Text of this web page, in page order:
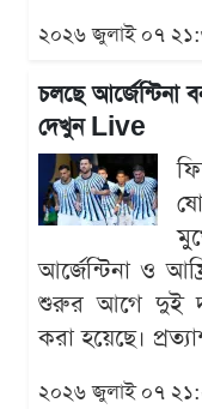
২০২৬ জুলাই ০৭
চলছে আর্জেন্টিনা
দেখুন Live
আর্জেন্টিনা ও
শুরুর আগে দুই
করা হয়েছে।
২০২৬ জুলাই ০৭